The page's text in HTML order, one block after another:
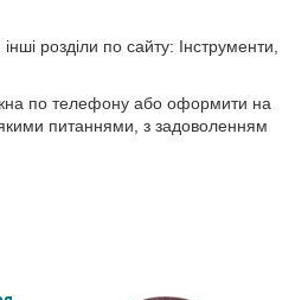
розділи по сайту: Інструменти,
по телефону або оформити на
питаннями, з задоволенням